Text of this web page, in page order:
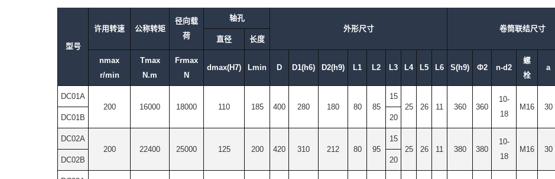
型号
许用转速 公称转矩
径向载
荷
轴孔
外形尺寸
卷筒联结尺寸
直径
长度
nmax
r/min
Tmax
N.m
Frmax
N
dmax(H7) Lmin D D1(h6) D2(h9) L1 L2 L3 L4 L5 L6 S(h9) Ф2 n-d2
螺
栓
a
DC01A
200
16000 18000 110 185 400 280 180 80 85
15
25
26 11 360 360
10-
18
M16 30
DC01B
20
DC02A
200
22400 25000 125 200 420 310 212 80 95
15
25
26 11 380 380
10-
18
M16 30
DC02B
20